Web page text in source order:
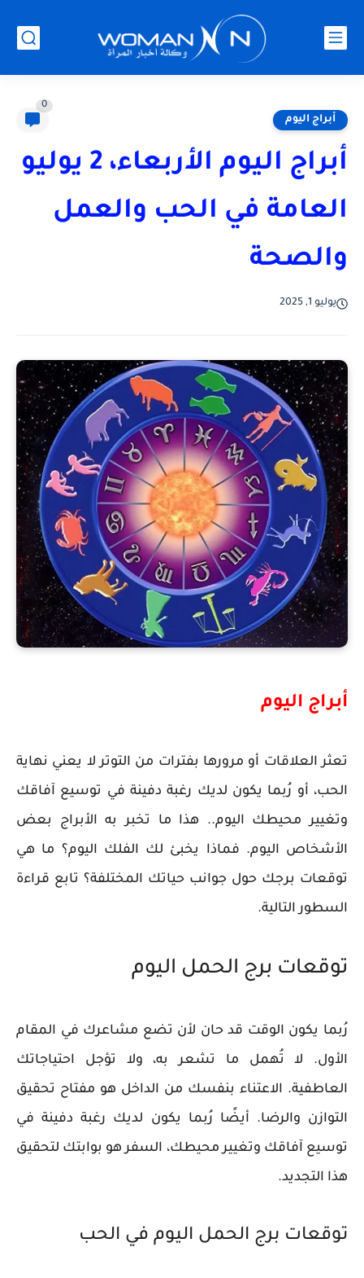
أبراج اليوم
0
أبراج اليوم الأربعاء، 2 يوليو
العامة في الحب والعمل
والصحة
يوليو 1, 2025
أبراج اليوم
تعثر العلاقات أو مرورها بفترات من التوتر لا يعني نهاية
الحب، أو رُبما يكون لديك رغبة دفينة في توسيع آفاقك
وتغيير محيطك اليوم.. هذا ما تخبر به الأبراج بعض
الأشخاص اليوم. فماذا يخبئ لك الفلك اليوم؟ ما هي
توقعات برجك حول جوانب حياتك المختلفة؟ تابع قراءة
السطور التالية.
توقعات برج الحمل اليوم
رُبما يكون الوقت قد حان لأن تضع مشاعرك في المقام
الأول. لا تُهمل ما تشعر به، ولا تؤجل احتياجاتك
العاطفية. الاعتناء بنفسك من الداخل هو مفتاح تحقيق
التوازن والرضا. أيضًا رُبما يكون لديك رغبة دفينة في
توسيع آفاقك وتغيير محيطك، السفر هو بوابتك لتحقيق
هذا التجديد.
توقعات برج الحمل اليوم في الحب